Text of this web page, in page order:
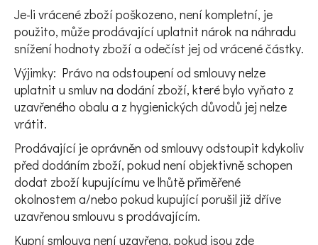
Je-li vrácené zboží poškozeno, není kompletní, je
použito, může prodávající uplatnit nárok na náhradu
snížení hodnoty zboží a odečíst jej od vrácené částky.
Výjimky: Právo na odstoupení od smlouvy nelze
uplatnit u smluv na dodání zboží, které bylo vyňato z
uzavřeného obalu a z hygienických důvodů jej nelze
vrátit.
Prodávající je oprávněn od smlouvy odstoupit kdykoliv
před dodáním zboží, pokud není objektivně schopen
dodat zboží kupujícímu ve lhůtě přiměřené
okolnostem a/nebo pokud kupující porušil již dříve
uzavřenou smlouvu s prodávajícím.
Kupní smlouva není uzavřena, pokud jsou zde